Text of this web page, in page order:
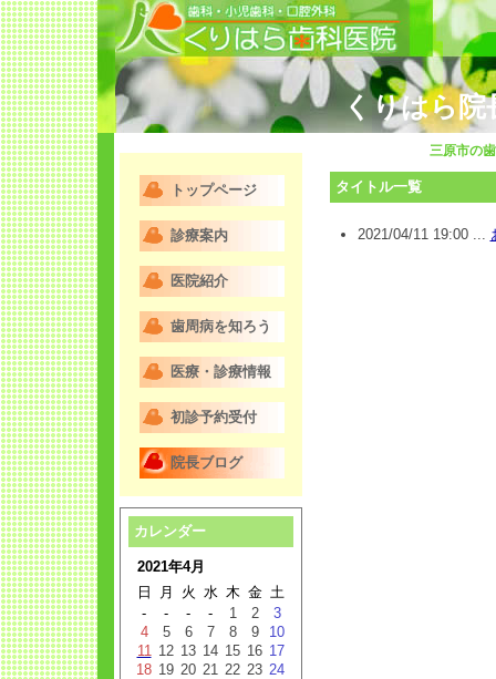
くりはら院
三原市の
タイトル一覧
2021/04/11 19:00 ...
トップページ
診療案内
医院紹介
歯周病を知ろう
医療・診療情報
初診予約受付
院長ブログ
カレンダー
2021年4月
日
月 火 水 木 金 土
-
- - - 1 2
3
4
5 6 7 8 9
10
11 12 13 14 15 16 17
18 19 20 21 22 23 24